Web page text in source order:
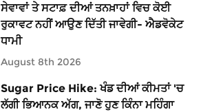
ਸੇਵਾਵਾਂ ਤੇ ਸਟਾਫ਼ ਦੀਆਂ ਤਨਖ਼ਾਹਾਂ ਵਿਚ ਕੋਈ
ਰੁਕਾਵਟ ਨਹੀਂ ਆਉਣ ਦਿੱਤੀ ਜਾਵੇਗੀ- ਐਡਵੋਕੇਟ
ਧਾਮੀ
August 8th 2026
Sugar Price Hike: ਖੰਡ ਦੀਆਂ ਕੀਮਤਾਂ 'ਚ
ਲੱਗੀ ਭਿਆਨਕ ਅੱਗ, ਜਾਣੋ ਹੁਣ ਕਿੰਨਾ ਮਹਿੰਗਾ